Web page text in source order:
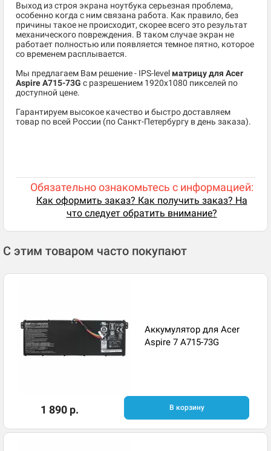
Выход из строя экрана ноутбука серьезная проблема,
особенно когда с ним связана работа. Как правило, без
причины такое не происходит, скорее всего это результат
механического повреждения. В таком случае экран не
работает полностью или появляется темное пятно, которое
со временем расплывается.
Мы предлагаем Вам решение - IPS-level матрицу для Acer
Aspire A715-73G c разрешением 1920x1080 пикселей по
доступной цене.
Гарантируем высокое качество и быстро доставляем
товар по всей России (по Санкт-Петербургу в день заказа).
Обязательно ознакомьтесь с информацией:
Как оформить заказ? Как получить заказ? На
что следует обратить внимание?
С этим товаром часто покупают
Аккумулятор для Acer
Aspire 7 A715-73G
1 890 р. В корзину